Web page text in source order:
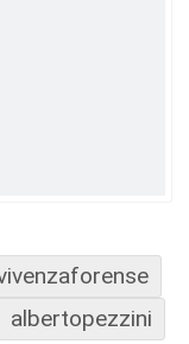
albertopezzini